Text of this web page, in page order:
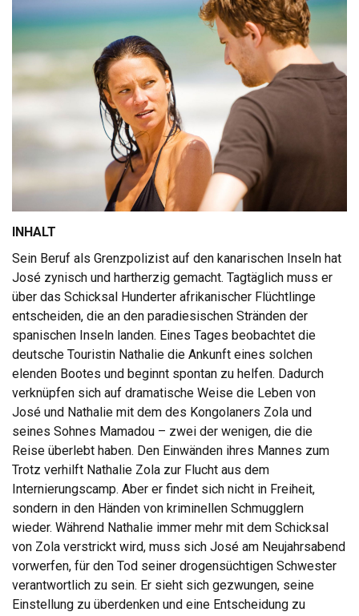
INHALT
Sein Beruf als Grenzpolizist auf den kanarischen Inseln hat
José zynisch und hartherzig gemacht. Tagtäglich muss er
über das Schicksal Hunderter afrikanischer Flüchtlinge
entscheiden, die an den paradiesischen Stränden der
spanischen Inseln landen. Eines Tages beobachtet die
deutsche Touristin Nathalie die Ankunft eines solchen
elenden Bootes und beginnt spontan zu helfen. Dadurch
verknüpfen sich auf dramatische Weise die Leben von
José und Nathalie mit dem des Kongolaners Zola und
seines Sohnes Mamadou – zwei der wenigen, die die
Reise überlebt haben. Den Einwänden ihres Mannes zum
Trotz verhilft Nathalie Zola zur Flucht aus dem
Internierungscamp. Aber er findet sich nicht in Freiheit,
sondern in den Händen von kriminellen Schmugglern
wieder. Während Nathalie immer mehr mit dem Schicksal
von Zola verstrickt wird, muss sich José am Neujahrsabend
vorwerfen, für den Tod seiner drogensüchtigen Schwester
verantwortlich zu sein. Er sieht sich gezwungen, seine
Einstellung zu überdenken und eine Entscheidung zu